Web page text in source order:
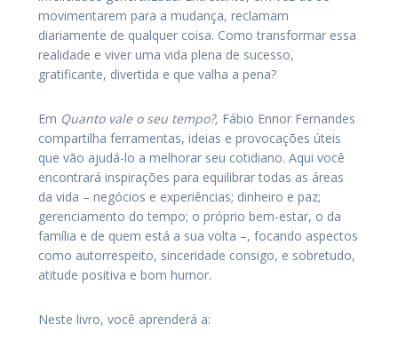
movimentarem para a mudança, reclamam
diariamente de qualquer coisa. Como transformar essa
realidade e viver uma vida plena de sucesso,
gratificante, divertida e que valha a pena?
Em Quanto vale o seu tempo?, Fábio Ennor Fernandes
compartilha ferramentas, ideias e provocações úteis
que vão ajudá-lo a melhorar seu cotidiano. Aqui você
encontrará inspirações para equilibrar todas as áreas
da vida – negócios e experiências; dinheiro e paz;
gerenciamento do tempo; o próprio bem-estar, o da
família e de quem está a sua volta –, focando aspectos
como autorrespeito, sinceridade consigo, e sobretudo,
atitude positiva e bom humor.
Neste livro, você aprenderá a: